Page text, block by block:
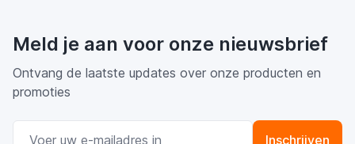
Meld je aan voor onze nieuwsbrief
Ontvang de laatste updates over onze producten en
promoties
Inschrijven